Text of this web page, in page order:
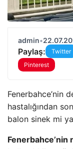
admin•
Paylaş: Twitter
Pinterest
Fenerbahce’nin
hastalığından
balon sinek mi
Fenerbahce’nin